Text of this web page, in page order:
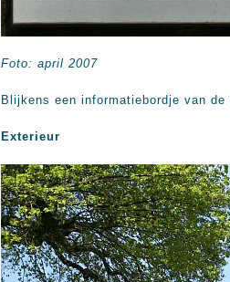
Foto: april 2007
Blijkens een informatiebordje van
Exterieur